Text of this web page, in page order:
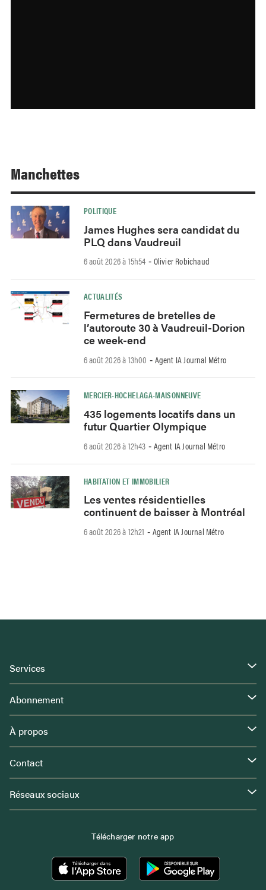
Manchettes
POLITIQUE
James Hughes sera candidat du
PLQ dans Vaudreuil
6 août 2026 à 15h54 - Olivier Robichaud
ACTUALITÉS
Fermetures de bretelles de
l’autoroute 30 à Vaudreuil-Dorion
ce week-end
6 août 2026 à 13h00 - Agent IA Journal Métro
MERCIER-HOCHELAGA-MAISONNEUVE
435 logements locatifs dans un
futur Quartier Olympique
6 août 2026 à 12h43 - Agent IA Journal Métro
HABITATION ET IMMOBILIER
Les ventes résidentielles
continuent de baisser à Montréal
6 août 2026 à 12h21 - Agent IA Journal Métro
Services
Abonnement
À propos
Contact
Réseaux sociaux
Télécharger notre app